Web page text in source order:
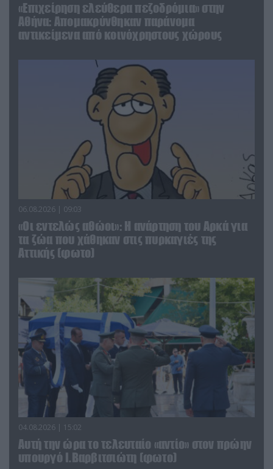
«Επιχείρηση ελεύθερα πεζοδρόμια» στην
Αθήνα: Απομακρύνθηκαν παράνομα
αντικείμενα από κοινόχρηστους χώρους
06.08.2026 | 09:03
«Οι εντελώς αθώοι»: Η ανάρτηση του Αρκά για
τα ζώα που χάθηκαν στις πυρκαγιές της
Αττικής (φωτο)
04.08.2026 | 15:02
Αυτή την ώρα το τελευταίο «αντίο» στον πρώην
υπουργό Ι.Βαρβιτσιώτη (φωτο)